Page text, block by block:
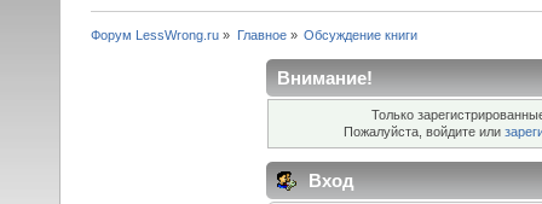
Форум LessWrong.ru » Главное» Обсуждение книги
Внимание!
Только
Пожалуйста, войдите или
Вход